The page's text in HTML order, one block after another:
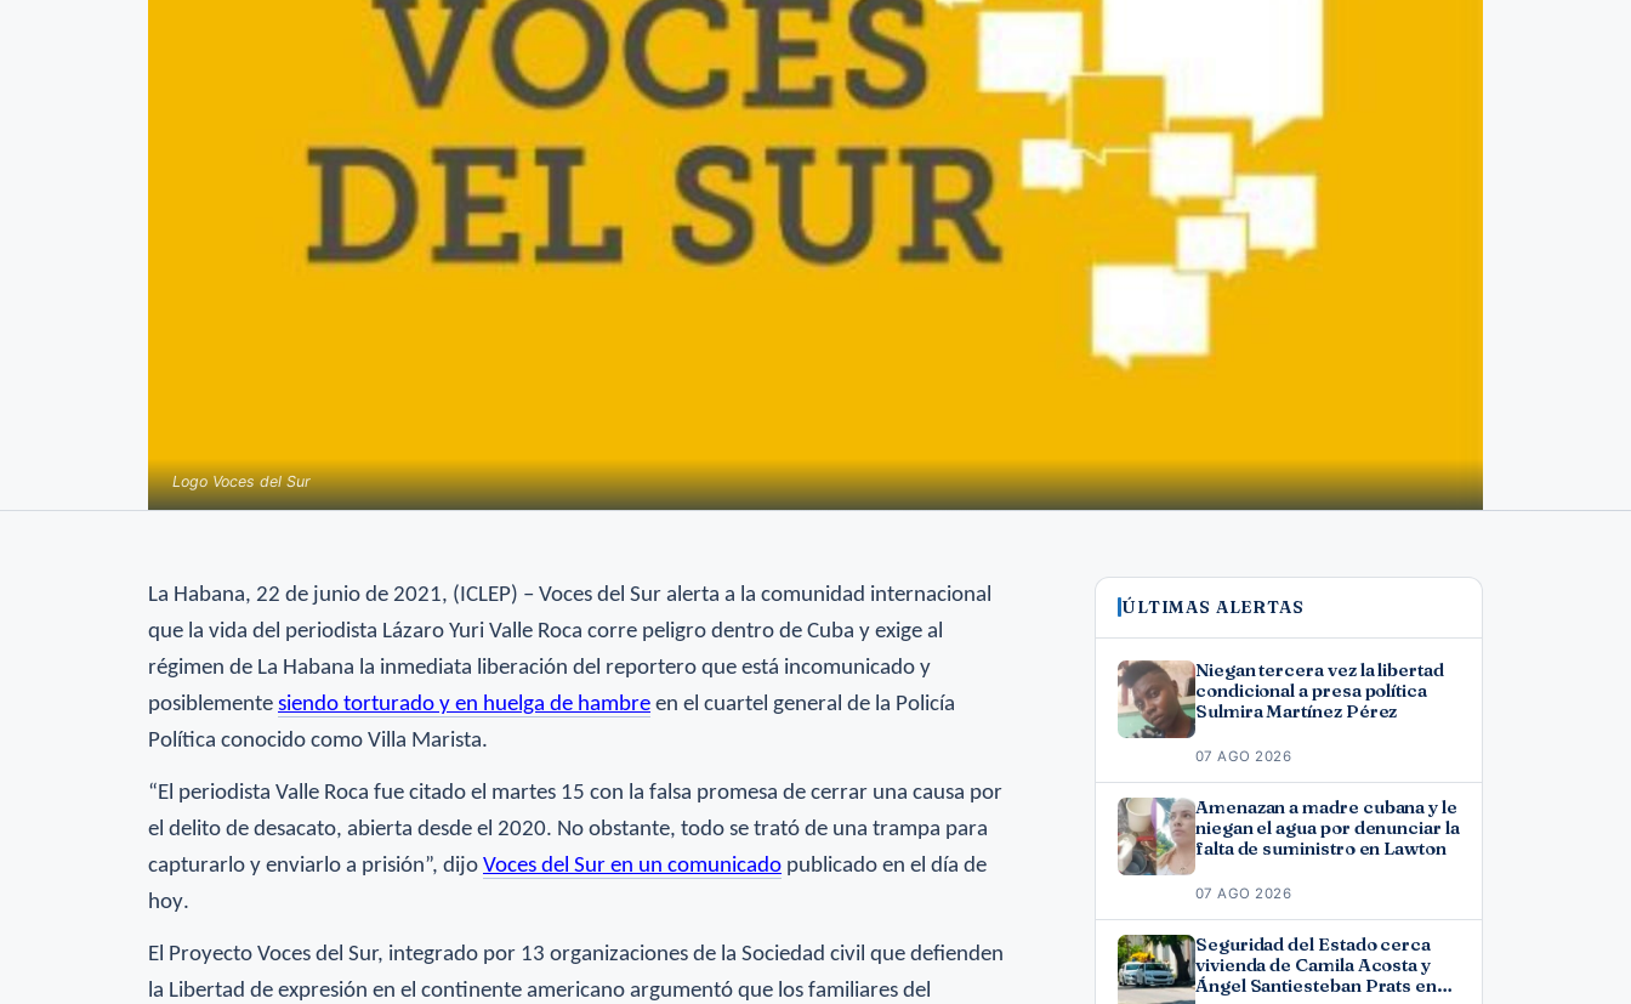
Logo Voces del Sur
La Habana, 22 de junio de 2021, (ICLEP) – Voces del Sur alerta a la comunidad internacional
que la vida del periodista Lázaro Yuri Valle Roca corre peligro dentro de Cuba y exige al
régimen de La Habana la inmediata liberación del reportero que está incomunicado y
posiblemente siendo torturado y en huelga de hambre en el cuartel general de la Policía
Política conocido como Villa Marista.
“El periodista Valle Roca fue citado el martes 15 con la falsa promesa de cerrar una causa por
el delito de desacato, abierta desde el 2020. No obstante, todo se trató de una trampa para
capturarlo y enviarlo a prisión”, dijo Voces del Sur en un comunicado publicado en el día de
hoy.
El Proyecto Voces del Sur, integrado por 13 organizaciones de la Sociedad civil que defienden
la Libertad de expresión en el continente americano argumentó que los familiares del
ÚLTIMAS ALERTAS
Niegan tercera vez la libertad
condicional a presa política
Sulmira Martínez Pérez
07 AGO 2026
Amenazan a madre cubana y le
niegan el agua por denunciar la
falta de suministro en Lawton
07 AGO 2026
Seguridad del Estado cerca
vivienda de Camila Acosta y
Ángel Santiesteban Prats en